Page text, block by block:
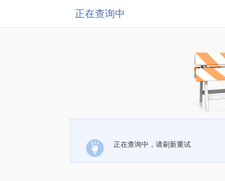
正在查询中
正在查询中，请刷新重试